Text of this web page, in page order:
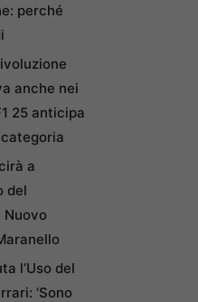
perché
anche nei
25 anticipa
a
del
Nuovo
l’Uso del
‘Sono